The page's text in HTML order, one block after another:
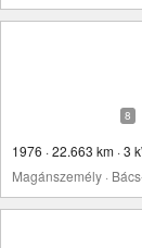
1976 · 22.663 km · 3
Magánszemély ·